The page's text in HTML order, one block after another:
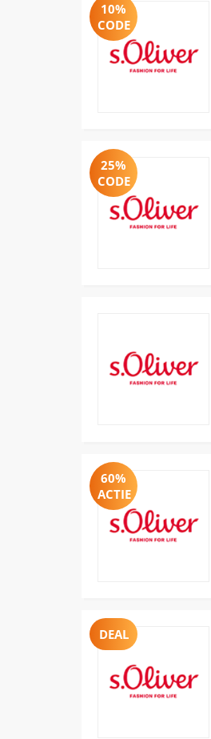
10%
CODE
25%
CODE
60%
ACTIE
DEAL